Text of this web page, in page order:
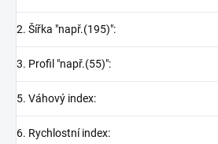
2. Šířka "např.(195)":
3. Profil "např.(55)":
5. Váhový index:
6. Rychlostní index: